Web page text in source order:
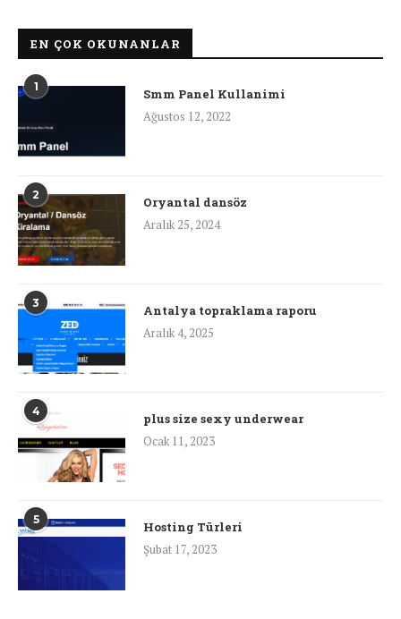
EN ÇOK OKUNANLAR
1
Smm Panel Kullanimi
Ağustos 12, 2022
2
Oryantal dansöz
Aralık 25, 2024
3
Antalya topraklama raporu
Aralık 4, 2025
4
plus size sexy underwear
Ocak 11, 2023
5
Hosting Türleri
Şubat 17, 2023